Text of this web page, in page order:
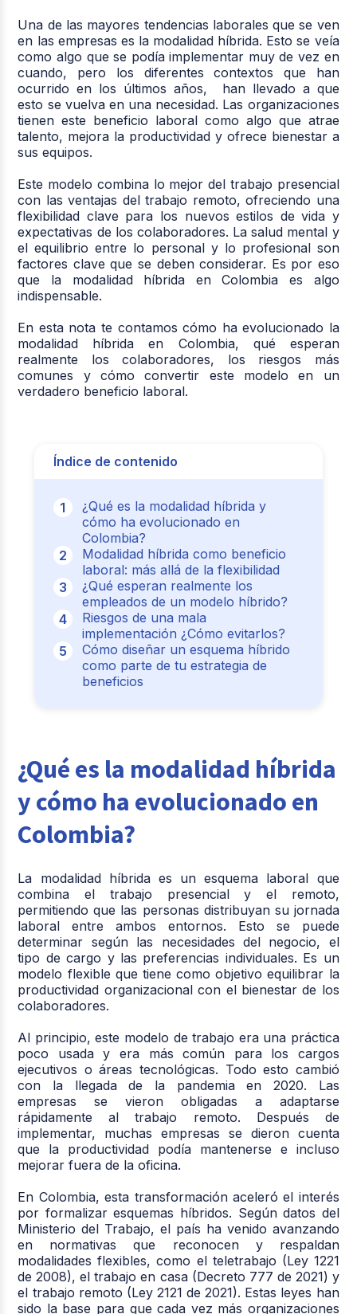
Una de las mayores tendencias laborales que se ven
en las empresas es la modalidad híbrida. Esto se veía
como algo que se podía implementar muy de vez en
cuando, pero los diferentes contextos que han
ocurrido en los últimos años, han llevado a que
esto se vuelva en una necesidad. Las organizaciones
tienen este beneficio laboral como algo que atrae
talento, mejora la productividad y ofrece bienestar a
sus equipos.
Este modelo combina lo mejor del trabajo presencial
con las ventajas del trabajo remoto, ofreciendo una
flexibilidad clave para los nuevos estilos de vida y
expectativas de los colaboradores. La salud mental y
el equilibrio entre lo personal y lo profesional son
factores clave que se deben considerar. Es por eso
que la modalidad híbrida en Colombia es algo
indispensable.
En esta nota te contamos cómo ha evolucionado la
modalidad híbrida en Colombia, qué esperan
realmente los colaboradores, los riesgos más
comunes y cómo convertir este modelo en un
verdadero beneficio laboral.
Índice de contenido
¿Qué es la modalidad híbrida y
cómo ha evolucionado en
Colombia?
Modalidad híbrida como beneficio
laboral: más allá de la flexibilidad
¿Qué esperan realmente los
empleados de un modelo híbrido?
Riesgos de una mala
implementación ¿Cómo evitarlos?
Cómo diseñar un esquema híbrido
como parte de tu estrategia de
beneficios
¿Qué es la modalidad híbrida
y cómo ha evolucionado en
Colombia?
La modalidad híbrida es un esquema laboral que
combina el trabajo presencial y el remoto,
permitiendo que las personas distribuyan su jornada
laboral entre ambos entornos. Esto se puede
determinar según las necesidades del negocio, el
tipo de cargo y las preferencias individuales. Es un
modelo flexible que tiene como objetivo equilibrar la
productividad organizacional con el bienestar de los
colaboradores.
Al principio, este modelo de trabajo era una práctica
poco usada y era más común para los cargos
ejecutivos o áreas tecnológicas. Todo esto cambió
con la llegada de la pandemia en 2020. Las
empresas se vieron obligadas a adaptarse
rápidamente al trabajo remoto. Después de
implementar, muchas empresas se dieron cuenta
que la productividad podía mantenerse e incluso
mejorar fuera de la oficina.
En Colombia, esta transformación aceleró el interés
por formalizar esquemas híbridos. Según datos del
Ministerio del Trabajo, el país ha venido avanzando
en normativas que reconocen y respaldan
modalidades flexibles, como el teletrabajo (Ley 1221
de 2008), el trabajo en casa (Decreto 777 de 2021) y
el trabajo remoto (Ley 2121 de 2021). Estas leyes han
sido la base para que cada vez más organizaciones